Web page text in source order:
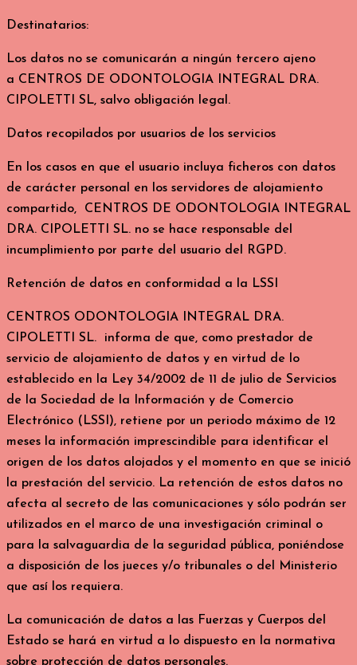
Destinatarios:
Los datos no se comunicarán a ningún tercero ajeno
a CENTROS DE ODONTOLOGIA INTEGRAL DRA.
CIPOLETTI SL, salvo obligación legal.
Datos recopilados por usuarios de los servicios
En los casos en que el usuario incluya ficheros con datos
de carácter personal en los servidores de alojamiento
compartido, CENTROS DE ODONTOLOGIA INTEGRAL
DRA. CIPOLETTI SL. no se hace responsable del
incumplimiento por parte del usuario del RGPD.
Retención de datos en conformidad a la LSSI
CENTROS ODONTOLOGIA INTEGRAL DRA.
CIPOLETTI SL. informa de que, como prestador de
servicio de alojamiento de datos y en virtud de lo
establecido en la Ley 34/2002 de 11 de julio de Servicios
de la Sociedad de la Información y de Comercio
Electrónico (LSSI), retiene por un periodo máximo de 12
meses la información imprescindible para identificar el
origen de los datos alojados y el momento en que se inició
la prestación del servicio. La retención de estos datos no
afecta al secreto de las comunicaciones y sólo podrán ser
utilizados en el marco de una investigación criminal o
para la salvaguardia de la seguridad pública, poniéndose
a disposición de los jueces y/o tribunales o del Ministerio
que así los requiera.
La comunicación de datos a las Fuerzas y Cuerpos del
Estado se hará en virtud a lo dispuesto en la normativa
sobre protección de datos personales.